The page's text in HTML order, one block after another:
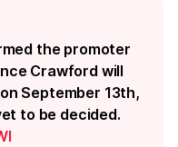
the promoter
Crawford will
September 13th,
to be decided.